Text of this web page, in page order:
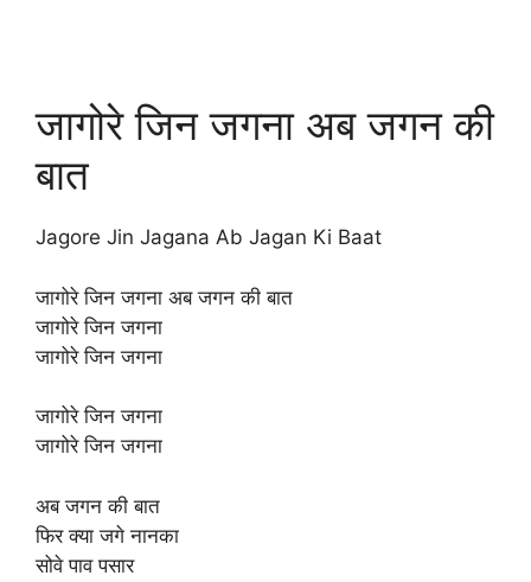
जागोरे जिन जगना अब जगन की
बात
Jagore Jin Jagana Ab Jagan Ki Baat
जागोरे जिन जगना अब जगन की बात
जागोरे जिन जगना
जागोरे जिन जगना
जागोरे जिन जगना
जागोरे जिन जगना
अब जगन की बात
फिर क्या जगे नानका
सोवे पाव पसार